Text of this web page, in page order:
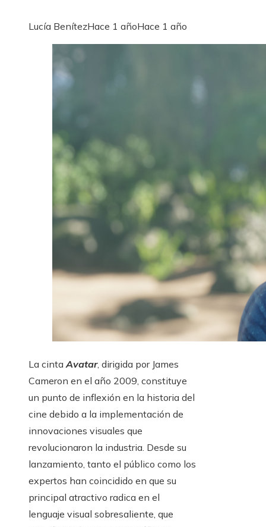
Lucía BenítezHace 1 añoHace 1 año
La cintaAvatar, dirigida por James
Cameron en el año 2009, constituye
un punto de inflexión en la historia del
cine debido a la implementación de
innovaciones visuales que
revolucionaron la industria. Desde su
lanzamiento, tanto el público como los
expertos han coincidido en que su
principal atractivo radica en el
lenguaje visual sobresaliente, que